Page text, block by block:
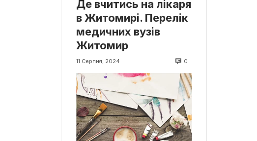
Де вчитись на лікаря
в Житомирі. Перелік
медичних вузів
Житомир
11 Серпня, 2024 0